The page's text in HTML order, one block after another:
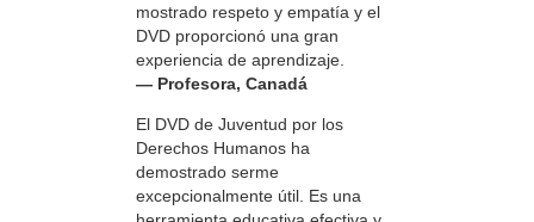
mostrado respeto y empatía y el
DVD proporcionó una gran
experiencia de aprendizaje.
— Profesora, Canadá
El DVD de Juventud por los
Derechos Humanos ha
demostrado serme
excepcionalmente útil. Es una